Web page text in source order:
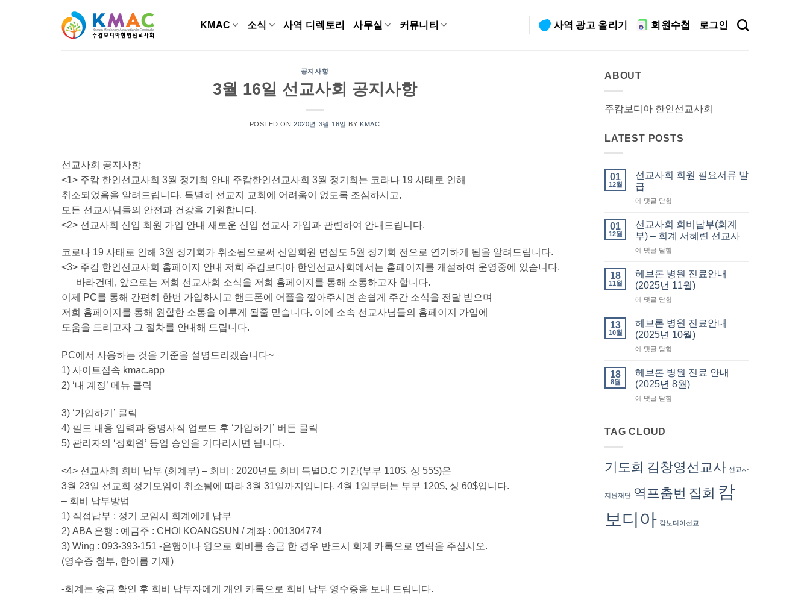
KMAC 소식 사역 디렉토리 사무실 커뮤니티 사역 광고 올리기 회원수첩 로그인
공지사항
3월 16일 선교사회 공지사항
POSTED ON2020년 3월 16일 BY KMAC
선교사회 공지사항
<1> 주캄 한인선교사회 3월 정기회 안내 주캄한인선교사회 3월 정기회는 코라나 19 사태로 인해
취소되었음을 알려드립니다. 특별히 선교지 교회에 어려움이 없도록 조심하시고,
모든 선교사님들의 안전과 건강을 기원합니다.
<2> 선교사회 신입 회원 가입 안내 새로운 신입 선교사 가입과 관련하여 안내드립니다.
코로나 19 사태로 인해 3월 정기회가 취소됨으로써 신입회원 면접도 5월 정기회 전으로 연기하게 됨을 알려드립니다.
<3> 주캄 한인선교사회 홈페이지 안내 저희 주캄보디아 한인선교사회에서는 홈페이지를 개설하여 운영중에 있습니다.
바라건데, 앞으로는 저희 선교사회 소식을 저희 홈페이지를 통해 소통하고자 합니다.
이제 PC를 통해 간편히 한번 가입하시고 핸드폰에 어플을 깔아주시면 손쉽게 주간 소식을 전달 받으며
저희 홈페이지를 통해 원할한 소통을 이루게 될줄 믿습니다. 이에 소속 선교사님들의 홈페이지 가입에
도움을 드리고자 그 절차를 안내해 드립니다.
PC에서 사용하는 것을 기준을 설명드리겠습니다~
1) 사이트접속 kmac.app
2) ‘내 계정’ 메뉴 클릭
3) ‘가입하기’ 클릭
4) 필드 내용 입력과 증명사직 업로드 후 ‘가입하기’ 버튼 클릭
5) 관리자의 ‘정회원’ 등업 승인을 기다리시면 됩니다.
<4> 선교사회 회비 납부 (회계부) – 회비 : 2020년도 회비 특별D.C 기간(부부 110$, 싱 55$)은
3월 23일 선교회 정기모임이 취소됨에 따라 3월 31일까지입니다. 4월 1일부터는 부부 120$, 싱 60$입니다.
– 회비 납부방법
1) 직접납부 : 정기 모임시 회계에게 납부
2) ABA 은행 : 예금주 : CHOI KOANGSUN / 계좌 : 001304774
3) Wing : 093-393-151 -은행이나 윙으로 회비를 송금 한 경우 반드시 회계 카톡으로 연락을 주십시오.
(영수증 첨부, 한이름 기재)
-회계는 송금 확인 후 회비 납부자에게 개인 카톡으로 회비 납부 영수증을 보내 드립니다.
ABOUT
주캄보디아 한인선교사회
LATEST POSTS
01
12월
선교사회 회원 필요서류 발
급
선
사
회
회
원
요
서
류
발
에 댓글 닫힘
01
12월
선교사회 회비납부(회계
부) – 회계 서혜련 선교사
선
사
회
회
비
부
(회
계
부)
회
계
혜
교
에 댓글 닫힘
18
11월
헤브론 병원 진료안내
(2025년 11월)
헤
론
병
원
진
안
내
(2025
년
에 댓글 닫힘
13
10월
헤브론 병원 진료안내
(2025년 10월)
헤
론
병
원
진
내
10
월)
에 댓글 닫힘
18
8월
헤브론 병원 진료 안내
(2025년 8월)
헤
병
안
(2025
월)
에 댓글 닫힘
TAG CLOUD
기도회 김창영선교사 선교사
지원재단 역프춤번 집회 캄
보디아 캄보디아선교